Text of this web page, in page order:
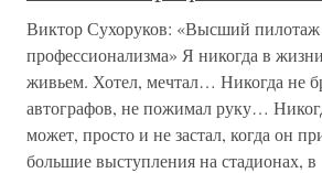
Виктор Сухоруков: «Высший пилотаж
профессионализма» Я никогда в
живьем. Хотел, мечтал… Никогда не
автографов, не пожимал руку…
может, просто и не застал, когда он
большие выступления на стадионах, в